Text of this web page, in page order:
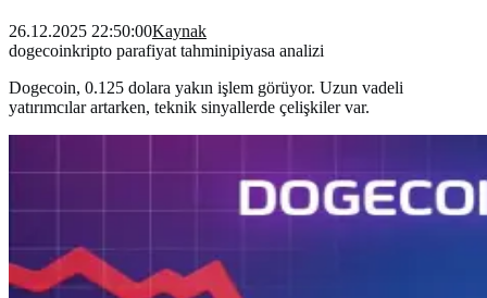
26.12.2025 22:50:00Kaynak
dogecoinkripto parafiyat tahminipiyasa analizi
Dogecoin, 0.125 dolara yakın işlem görüyor. Uzun vadeli
yatırımcılar artarken, teknik sinyallerde çelişkiler var.